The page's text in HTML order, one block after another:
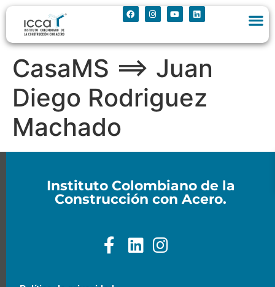
CasaMS ==> Juan
Diego Rodriguez
Machado
Instituto Colombiano de la
Construcción con Acero.